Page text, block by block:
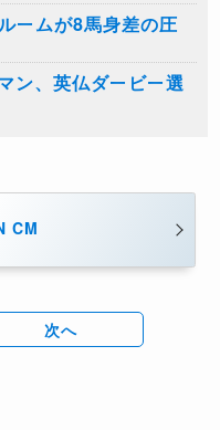
ームが8馬身差の圧
ン、英仏ダービー選
CM
次へ